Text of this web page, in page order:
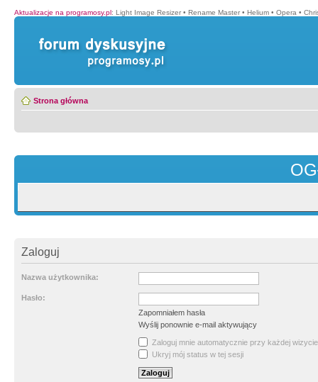
Aktualizacje na programosy.pl: Light Image Resizer • Rename Master • Helium • Opera •
Strona główna
Zaloguj
Nazwa użytkownika:
Hasło:
Zapomniałem hasła
Wyślij ponownie e-mail aktywujący
Zaloguj mnie automatycznie przy każdej wizycie
Ukryj mój status w tej sesji